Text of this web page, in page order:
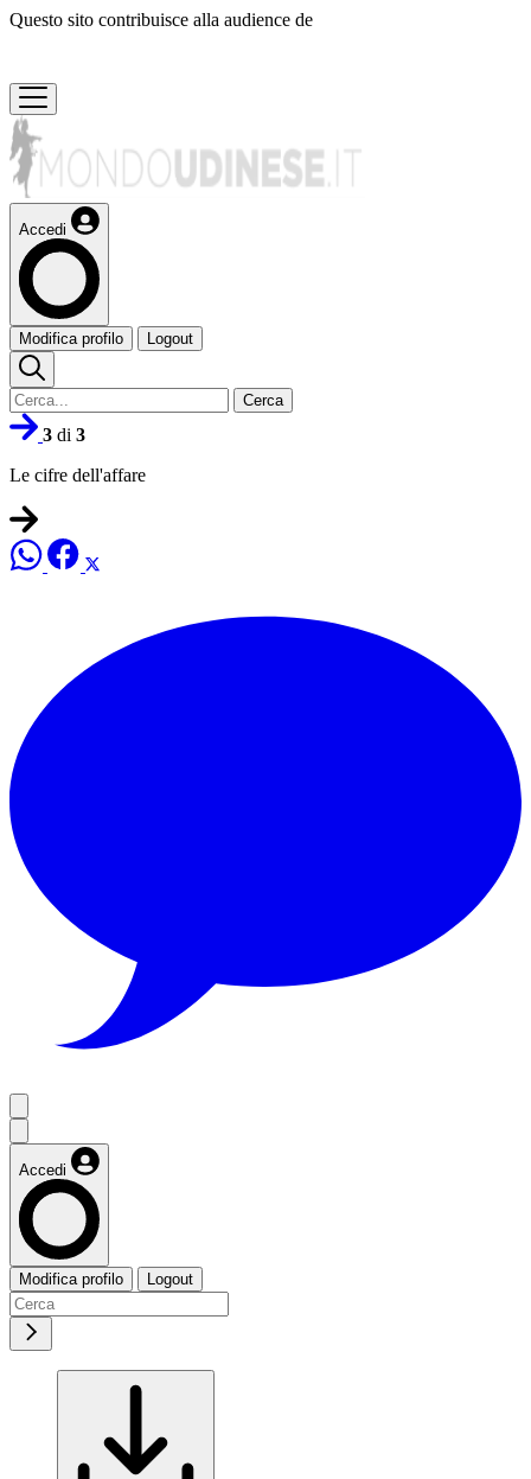
Questo sito contribuisce alla audience de
Accedi
Modifica profilo Logout
Cerca
3 di 3
Le cifre dell'affare
Accedi
Modifica profilo Logout